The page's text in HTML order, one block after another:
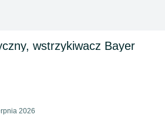
wstrzykiwacz Bayer
2026